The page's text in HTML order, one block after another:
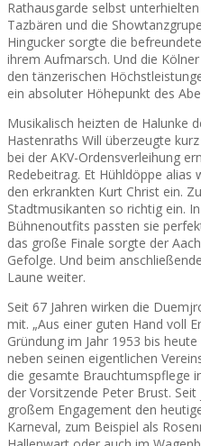
Rathausgarde selbst
Tazbären und die
Hingucker sorgte die
ihrem Aufmarsch. Und die
den tänzerischen
ein absoluter Höhepunkt des
Musikalisch heizten de Halunke
Hastenraths Will überzeugte
bei der AKV-Ordensverleihung
Redebeitrag. Et Hühldöppe
den erkrankten Kurt Christ ein.
Stadtmusikanten so richtig ein.
Bühnenoutfits passten sie
das große Finale sorgte der
Gefolge. Und beim
Laune weiter.
Seit 67 Jahren wirken die
mit. „Aus einer guten Hand voll
Gründung im Jahr 1953 bis
neben seinen eigentlichen
die gesamte Brauchtumspflege
der Vorsitzende Peter Brust.
großem Engagement den
Karneval, zum Beispiel als